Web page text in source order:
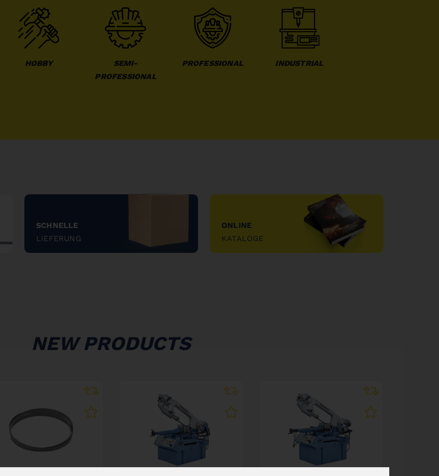
HOBBY
SEMI-
PROFESSIONAL
PROFESSIONAL INDUSTRIAL
SCHNELLE
LIEFERUNG
"
ONLINE
KATALOGE
"
NEW PRODUCTS